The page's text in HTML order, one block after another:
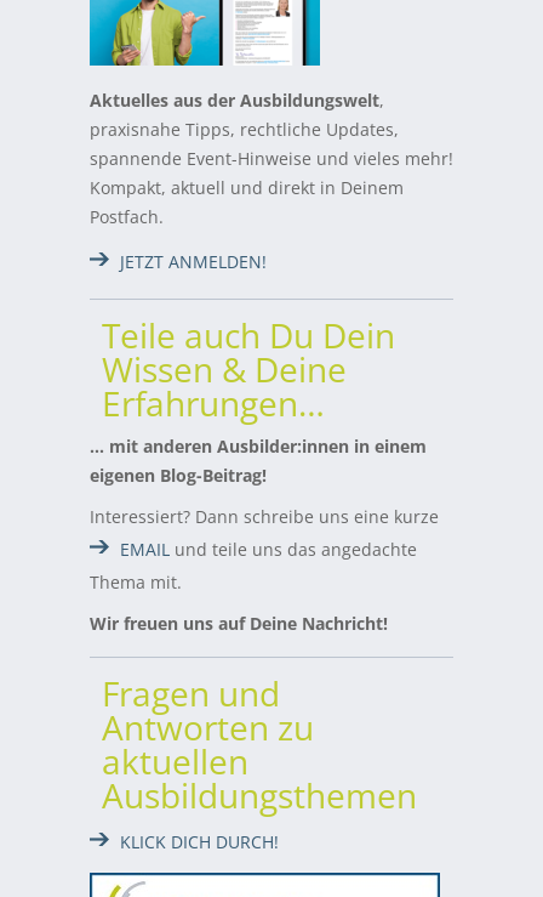
Aktuelles aus der Ausbildungswelt,
praxisnahe Tipps, rechtliche Updates,
spannende Event-Hinweise und vieles mehr!
Kompakt, aktuell und direkt in Deinem
Postfach.
JETZT ANMELDEN!
Teile auch Du Dein
Wissen & Deine
Erfahrungen…
… mit anderen Ausbilder:innen in einem
eigenen Blog-Beitrag!
Interessiert? Dann schreibe uns eine kurze
EMAIL und teile uns das angedachte
Thema mit.
Wir freuen uns auf Deine Nachricht!
Fragen und
Antworten zu
aktuellen
Ausbildungsthemen
KLICK DICH DURCH!